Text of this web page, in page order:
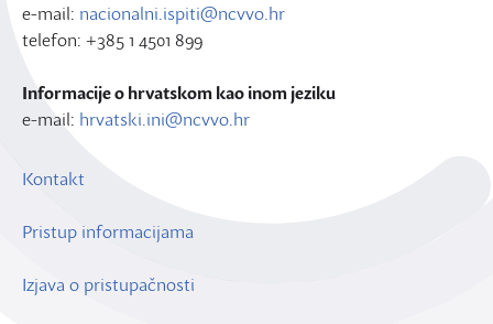
e-mail: nacionalni.ispiti@ncvvo.hr
telefon: +385 1 4501 899
Informacije o hrvatskom kao inom jeziku
e-mail: hrvatski.ini@ncvvo.hr
Kontakt
Pristup informacijama
Izjava o pristupačnosti